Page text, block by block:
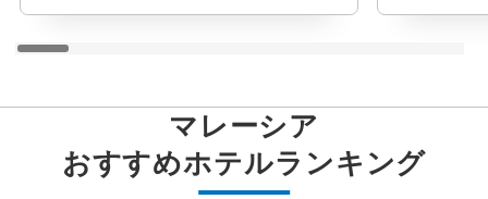
マレーシア
おすすめホテルランキング